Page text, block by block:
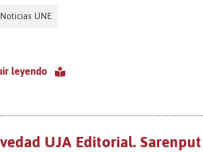
Noticias UNE
leyendo
UJA Editorial.